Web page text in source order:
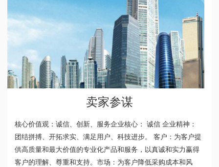
卖家参谋
核心价值观：诚信、创新、服务企业核心： 诚信 企业精神：
团结拼搏、开拓求实、满足用户、科技进步。 客户：为客户提
供高质量和最大价值的专业化产品和服务，以真诚和实力赢得
客户的理解、尊重和支持。市场：为客户降低采购成本和风